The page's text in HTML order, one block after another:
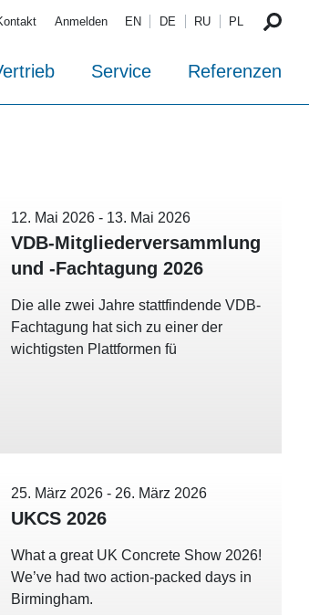
Anmelden EN DE RU PL
Service Referenzen
12. Mai 2026 - 13. Mai 2026
VDB-Mitgliederversammlung
und -Fachtagung 2026
Die alle zwei Jahre stattfindende VDB-
Fachtagung hat sich zu einer der
wichtigsten Plattformen fü
25. März 2026 - 26. März 2026
UKCS 2026
What a great UK Concrete Show 2026!
We’ve had two action-packed days in
Birmingham.